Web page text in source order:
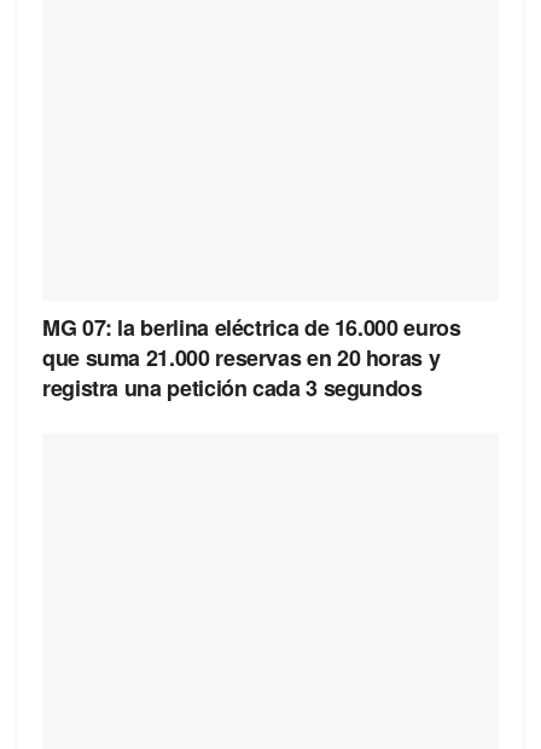
MG 07: la berlina eléctrica de 16.000 euros
que suma 21.000 reservas en 20 horas y
registra una petición cada 3 segundos